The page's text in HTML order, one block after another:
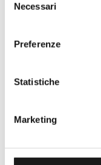
delNecessari
Preferenze
Statistiche
Marketing